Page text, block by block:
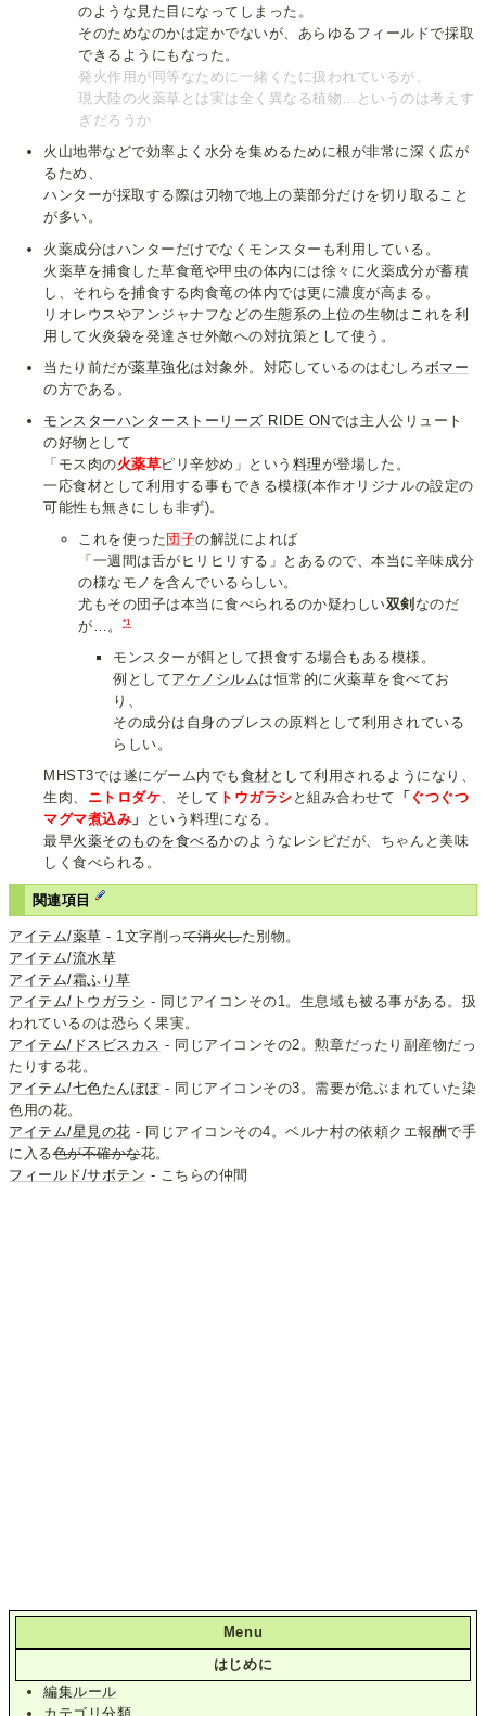
のような見た目になってしまった。
そのためなのかは定かでないが、あらゆるフィールドで採取
できるようにもなった。
発火作用が同等なために一緒くたに扱われているが、
現大陸の火薬草とは実は全く異なる植物…というのは考えす
ぎだろうか
火山地帯などで効率よく水分を集めるために根が非常に深く広が
るため、
ハンターが採取する際は刃物で地上の葉部分だけを切り取ること
が多い。
火薬成分はハンターだけでなくモンスターも利用している。
火薬草を捕食した草食竜や甲虫の体内には徐々に火薬成分が蓄積
し、それらを捕食する肉食竜の体内では更に濃度が高まる。
リオレウスやアンジャナフなどの生態系の上位の生物はこれを利
用して火炎袋を発達させ外敵への対抗策として使う。
当たり前だが薬草強化は対象外。対応しているのはむしろ ボマー
の方である。
モンスターハンターストーリーズ RIDE ONでは主人公リュート
の好物として
「モス肉の火薬草ピリ辛炒め」という 料理が登場した。
一応食材として利用する事もできる模様(本作オリジナルの設定の
可能性も無きにしも非ず)。
これを使った 団子の解説によれば
「一週間は舌がヒリヒリする」とあるので、本当に辛味成分
の様なモノを含んでいるらしい。
尤もその団子は本当に食べられるのか疑わしい双剣 なのだ
が…。
*1
モンスターが餌として摂食する場合もある模様。
例としてアケノシルムは恒常的に火薬草を食べてお
り、
その成分は自身のブレスの原料として利用されている
らしい。
MHST3では遂にゲーム内でも 食材 として利用されるようになり、
生肉、 ニトロダケ、そして トウガラシ と組み合わせて 「 ぐつぐつ
マグマ煮込み 」
という料理になる。
最早火薬そのものを食べるかのようなレシピだが、ちゃんと美味
しく食べられる。
関連項目
アイテム/薬草 - 1文字削って消火した別物。
アイテム/流水草
アイテム/霜ふり草
アイテム/トウガラシ - 同じアイコンその1。生息域も被る事がある。扱
われているのは恐らく果実。
アイテム/ドスビスカス - 同じアイコンその2。勲章だったり副産物だっ
たりする花。
アイテム/七色たんぽぽ- 同じアイコンその3。需要が危ぶまれていた染
色用の花。
アイテム/星見の花 - 同じアイコンその4。ベルナ村の依頼クエ報酬で手
に入る色が不確かな花。
フィールド/サボテン - こちらの仲間
Menu
はじめに
編集ルール